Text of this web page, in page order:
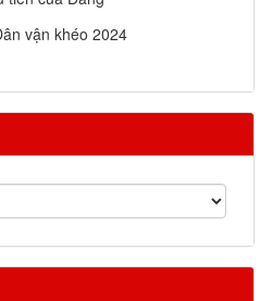
vận khéo 2024